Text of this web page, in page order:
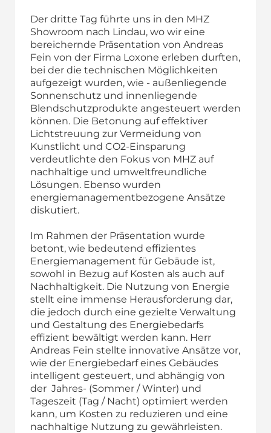
Der dritte Tag führte uns in den MHZ
Showroom nach Lindau, wo wir eine
bereichernde Präsentation von Andreas
Fein von der Firma Loxone erleben durften,
bei der die technischen Möglichkeiten
aufgezeigt wurden, wie - außenliegende
Sonnenschutz und innenliegende
Blendschutzprodukte angesteuert werden
können. Die Betonung auf effektiver
Lichtstreuung zur Vermeidung von
Kunstlicht und CO2-Einsparung
verdeutlichte den Fokus von MHZ auf
nachhaltige und umweltfreundliche
Lösungen. Ebenso wurden
energiemanagementbezogene Ansätze
diskutiert.
Im Rahmen der Präsentation wurde
betont, wie bedeutend effizientes
Energiemanagement für Gebäude ist,
sowohl in Bezug auf Kosten als auch auf
Nachhaltigkeit. Die Nutzung von Energie
stellt eine immense Herausforderung dar,
die jedoch durch eine gezielte Verwaltung
und Gestaltung des Energiebedarfs
effizient bewältigt werden kann. Herr
Andreas Fein stellte innovative Ansätze vor,
wie der Energiebedarf eines Gebäudes
intelligent gesteuert, und abhängig von
der Jahres- (Sommer / Winter) und
Tageszeit (Tag / Nacht) optimiert werden
kann, um Kosten zu reduzieren und eine
nachhaltige Nutzung zu gewährleisten.